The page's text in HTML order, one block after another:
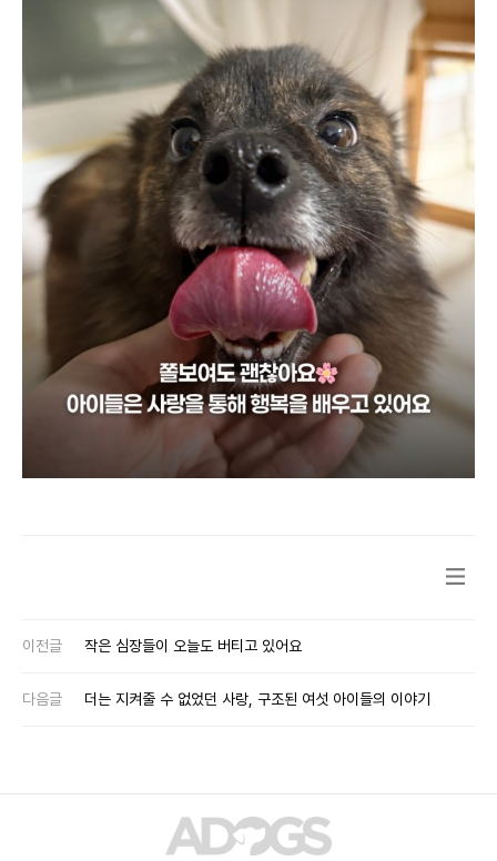
이전글 작은 심장들이 오늘도 버티고 있어요
다음글 더는 지켜줄 수 없었던 사랑, 구조된 여섯 아이들의 이야기